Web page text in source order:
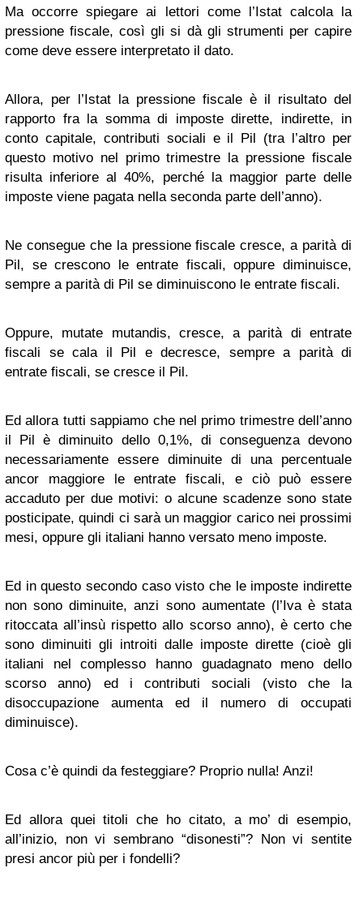
Ma occorre spiegare ai lettori come l’Istat calcola la
pressione fiscale, così gli si dà gli strumenti per capire
come deve essere interpretato il dato.
Allora, per l’Istat la pressione fiscale è il risultato del
rapporto fra la somma di imposte dirette, indirette, in
conto capitale, contributi sociali e il Pil (tra l’altro per
questo motivo nel primo trimestre la pressione fiscale
risulta inferiore al 40%, perché la maggior parte delle
imposte viene pagata nella seconda parte dell’anno).
Ne consegue che la pressione fiscale cresce, a parità di
Pil, se crescono le entrate fiscali, oppure diminuisce,
sempre a parità di Pil se diminuiscono le entrate fiscali.
Oppure, mutate mutandis, cresce, a parità di entrate
fiscali se cala il Pil e decresce, sempre a parità di
entrate fiscali, se cresce il Pil.
Ed allora tutti sappiamo che nel primo trimestre dell’anno
il Pil è diminuito dello 0,1%, di conseguenza devono
necessariamente essere diminuite di una percentuale
ancor maggiore le entrate fiscali, e ciò può essere
accaduto per due motivi: o alcune scadenze sono state
posticipate, quindi ci sarà un maggior carico nei prossimi
mesi, oppure gli italiani hanno versato meno imposte.
Ed in questo secondo caso visto che le imposte indirette
non sono diminuite, anzi sono aumentate (l’Iva è stata
ritoccata all’insù rispetto allo scorso anno), è certo che
sono diminuiti gli introiti dalle imposte dirette (cioè gli
italiani nel complesso hanno guadagnato meno dello
scorso anno) ed i contributi sociali (visto che la
disoccupazione aumenta ed il numero di occupati
diminuisce).
Cosa c’è quindi da festeggiare? Proprio nulla! Anzi!
Ed allora quei titoli che ho citato, a mo’ di esempio,
all’inizio, non vi sembrano “disonesti”? Non vi sentite
presi ancor più per i fondelli?